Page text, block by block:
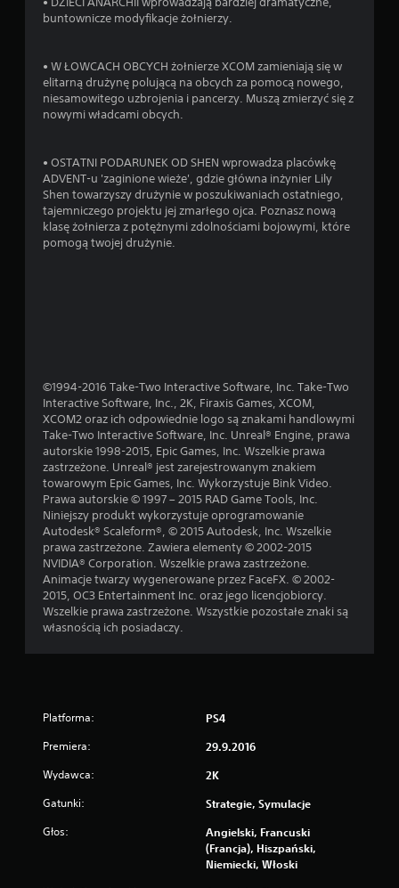
buntownicze modyfikacje żołnierzy.
• W ŁOWCACH OBCYCH żołnierze XCOM zamieniają się w
elitarną drużynę polującą na obcych za pomocą nowego,
niesamowitego uzbrojenia i pancerzy. Muszą zmierzyć się z
nowymi władcami obcych.
• OSTATNI PODARUNEK OD SHEN wprowadza placówkę
ADVENT-u 'zaginione wieże', gdzie główna inżynier Lily
Shen towarzyszy drużynie w poszukiwaniach ostatniego,
tajemniczego projektu jej zmarłego ojca. Poznasz nową
klasę żołnierza z potężnymi zdolnościami bojowymi, które
pomogą twojej drużynie.
©1994-2016 Take-Two Interactive Software, Inc. Take-Two
Interactive Software, Inc., 2K, Firaxis Games, XCOM,
XCOM2 oraz ich odpowiednie logo są znakami handlowymi
Take-Two Interactive Software, Inc. Unreal® Engine, prawa
autorskie 1998-2015, Epic Games, Inc. Wszelkie prawa
zastrzeżone. Unreal® jest zarejestrowanym znakiem
towarowym Epic Games, Inc. Wykorzystuje Bink Video.
Prawa autorskie © 1997 – 2015 RAD Game Tools, Inc.
Niniejszy produkt wykorzystuje oprogramowanie
Autodesk® Scaleform®, © 2015 Autodesk, Inc. Wszelkie
prawa zastrzeżone. Zawiera elementy © 2002-2015
NVIDIA® Corporation. Wszelkie prawa zastrzeżone.
Animacje twarzy wygenerowane przez FaceFX. © 2002-
2015, OC3 Entertainment Inc. oraz jego licencjobiorcy.
Wszelkie prawa zastrzeżone. Wszystkie pozostałe znaki są
własnością ich posiadaczy.
Platforma: PS4
Premiera: 29.9.2016
Wydawca: 2K
Gatunki: Strategie, Symulacje
Głos:
Angielski, Francuski
(Francja), Hiszpański,
Niemiecki, Włoski